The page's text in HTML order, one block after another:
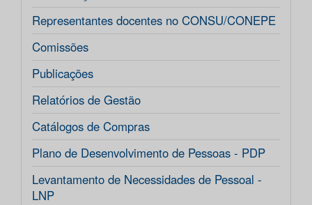
Representantes docentes no CONSU/CONEPE
Comissões
Publicações
Relatórios de Gestão
Catálogos de Compras
Plano de Desenvolvimento de Pessoas - PDP
Levantamento de Necessidades de Pessoal -
LNP